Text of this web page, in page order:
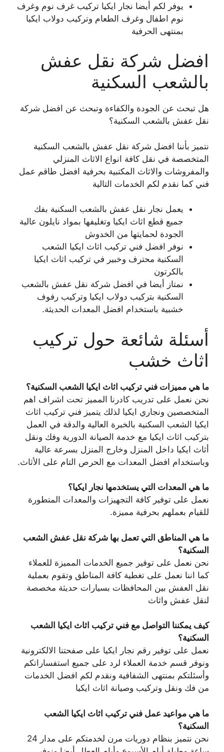
يوفر لكم أيضا نجار ايكيا تركيب غرف نوم وغرف
نوم اطفال وغرف الطعام وتركيب دولاب ايكيا
بمنتهى الحرفية
افضل شركة نقل عفش
بالشعب السكنية
هل تبحث عن الجودة والكفاءة وتبحث عن افضل شركة
نقل عفش بالشعب السكنية؟
نتميز بأننا افضل شركة نقل عفش بالشعب السكنية
المتخصصة في نقل كافة انواع الاثاث المنزلي
والمفروشات والاثاث المكتبية بحرفية افضل طاقم عمل
فني كما نقدم لكم الخدمات التالية
يعمل نجار نقل عفش بالشعب السكنية بفك
جميع قطع اثاث ايكيا وتغليفها بمواد نايلون عالية
الجودة لحمايتها من الخدوش
نوفر افضل فني تركيب اثاث ايكيا الشعب
السكنية محترف وخبير في تركيب اثاث ايكيا
بالكرتون
نمتاز أيضا في افضل شركة نقل عفش بالشعب
السكنية بتركيب دولاب ايكيا وتركيب رفوف
خشبية باستخدام افضل المعدات الحديثة.
أسئلة شائعة حول تركيب
اثاث خشب
ما هي مميزات فني تركيب اثاث ايكيا الشعب السكنية؟
نحن نعمل على تدريب كادرنا المميز تحت اشراف اهم
المتخصصين ونجاري ايكيا لذلك يتميز فني تركيب اثاث
ايكيا الشعب السكنية بالخبرة العالية والدقة في العمل
بتركيب اثاث ايكيا مع خدمة الصيانة الدورية وفك ونقل
أثاث ايكيا داخل المنزل وخارج المنزل بسرعة عالية
وباستخدام افضل المعدات مع الحرص التام على الأثاث.
ما هي المعدات التي يستخدمها نجار ايكيا؟
نعمل على توفير كافة التجهيزات والمعدات المتطورة
للقيام بعملهم بحرفية مميزة.
ما هي المناطق التي تعمل بها شركة نقل عفش الشعب
السكنية؟
نحن نعمل على توفير جميع الخدمات المميزة للعملاء
كما اننا نعمل على تغطية كافة المناطق وتقوم بعملية
نقل العفش بين المحافظات بسيارات حديثة مخصصة
لنقل عفش واثاث
كيف يمكننا التواصل مع فني تركيب اثاث ايكيا الشعب
السكنية؟
نعمل على توفير رقم نجار ايكيا على صفحتنا الالكترونية
ونوفر قسم خدمة العملاء لرد على جميع استفساراتكم
وأسئلتكم بمنتهى الشفافية ونقدم لكم افضل الخدمات
من فك ونقل وتركيب وصيانة اثاث ايكيا
ما هي مواعيد عمل فني تركيب اثاث ايكيا الشعب
السكنية؟
نحن نتميز بنظام دوريات مرن لخدمتكم على مدار 24